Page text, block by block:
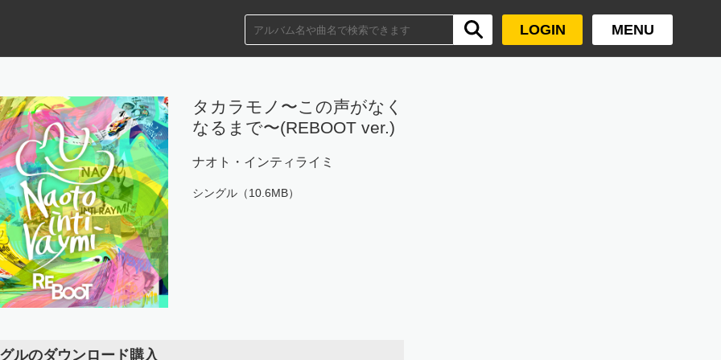
LOGIN MENU
タカラモノ〜この声がなく
なるまで〜(REBOOT ver.)
ナオト・インティライミ
シングル（10.6MB）
ルのダウンロード購入